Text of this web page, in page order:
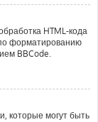
HTML-кода
форматированию
BBCode.
которые могут быть